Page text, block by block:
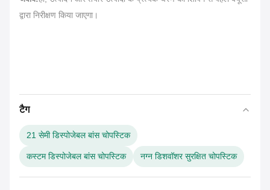
द्वारा निरीक्षण किया जाएगा।
टैग
21 सेमी डिस्पोजेबल बांस चोपस्टिक
कस्टम डिस्पोजेबल बांस चोपस्टिक नग्न डिशवॉशर सुरक्षित चोपस्टिक